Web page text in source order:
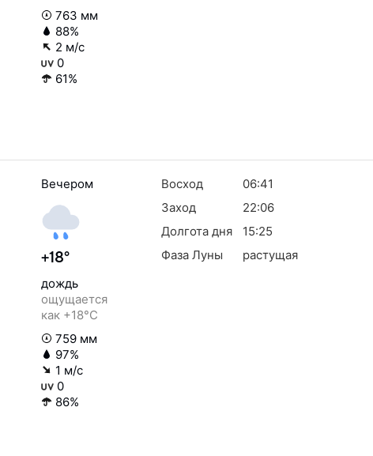
763 мм
88%
2 м/с
0
61%
Вечером
+18°
дождь
ощущается
как +18°C
759 мм
97%
1 м/с
0
86%
Восход
06:41
Заход
22:06
Долгота дня
15:25
Фаза Луны
растущая